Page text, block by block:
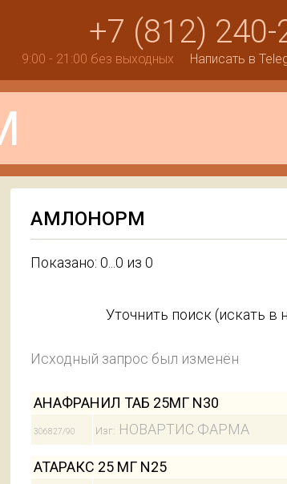
+7 (812) 240-
9:00 - 21:00 без выходных Написать в
АМЛОНОРМ
Показано: 0...0 из 0
Уточнить поиск (искать в
Исходный запрос был изменён
АНАФРАНИЛ ТАБ 25МГ N30
306827/90 Изг: НОВАРТИС ФАРМА
АТАРАКС 25 МГ N25